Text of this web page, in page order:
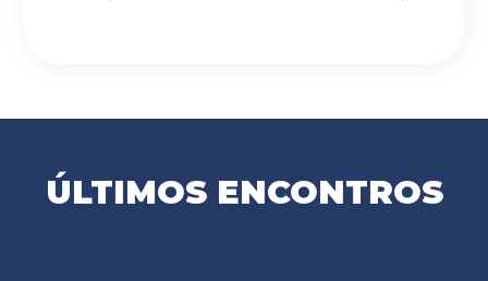
ÚLTIMOS ENCONTROS